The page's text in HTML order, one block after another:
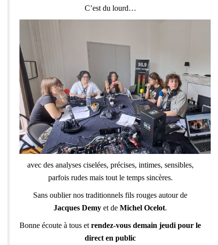
C’est du lourd…
avec des analyses ciselées, précises, intimes, sensibles,
parfois rudes mais tout le temps sincères.
Sans oublier nos traditionnels fils rouges autour de
Jacques Demy et de Michel Ocelot.
Bonne écoute à tous et rendez-vous demain jeudi pour le
direct en public